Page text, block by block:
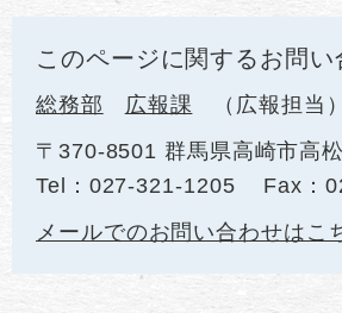
このページに関するお問い
総務部 広報課
広報担当
〒370-8501 群馬県高崎市高
Tel：027-321-1205
Fax：
メールでのお問い合わせはこ